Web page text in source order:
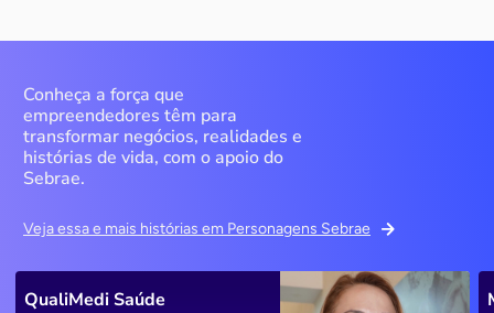
Conheça a força que
empreendedores têm para
transformar negócios, realidades e
histórias de vida, com o apoio do
Sebrae.
Veja essa e mais histórias em Personagens Sebrae
QualiMedi Saúde